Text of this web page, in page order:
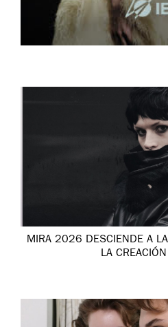
MIRA 2026 DESCIENDE A
LA